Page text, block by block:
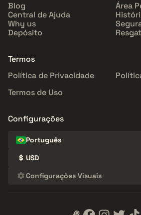
Blog
Central de Ajuda
Why us
Depósito
Área
Termos
Política de Privacidade
Termos de Uso
Configurações
Português
$ USD
Configurações Visuais